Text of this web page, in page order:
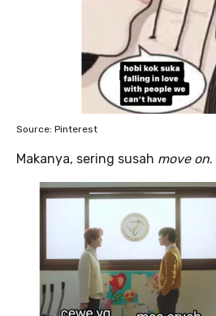
Source: Pinterest
Makanya, sering susah move on.